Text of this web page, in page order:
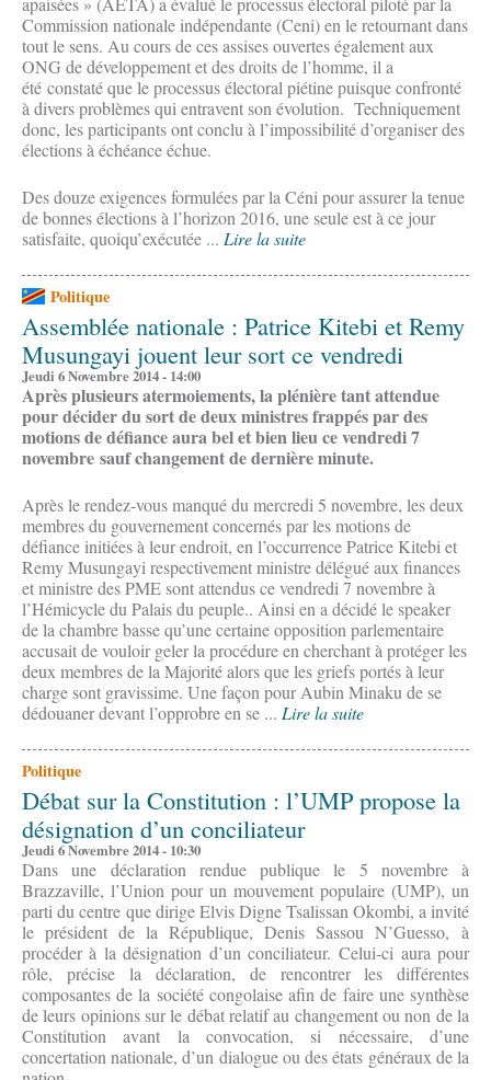
Commission nationale indépendante (Ceni) en le retournant dans
tout le sens. Au cours de ces assises ouvertes également aux
ONG de développement et des droits de l’homme, il a
été constaté que le processus électoral piétine puisque confronté
à divers problèmes qui entravent son évolution. Techniquement
donc, les participants ont conclu à l’impossibilité d’organiser des
élections à échéance échue.
Des douze exigences formulées par la Céni pour assurer la tenue
de bonnes élections à l’horizon 2016, une seule est à ce jour
satisfaite, quoiqu’exécutée ... Lire la suite
Politique
Assemblée nationale : Patrice Kitebi et Remy
Musungayi jouent leur sort ce vendredi
Jeudi 6 Novembre 2014 - 14:00
Après plusieurs atermoiements, la plénière tant attendue
pour décider du sort de deux ministres frappés par des
motions de défiance aura bel et bien lieu ce vendredi 7
novembre sauf changement de dernière minute.
Après le rendez-vous manqué du mercredi 5 novembre, les deux
membres du gouvernement concernés par les motions de
défiance initiées à leur endroit, en l’occurrence Patrice Kitebi et
Remy Musungayi respectivement ministre délégué aux finances
et ministre des PME sont attendus ce vendredi 7 novembre à
l’Hémicycle du Palais du peuple.. Ainsi en a décidé le speaker
de la chambre basse qu’une certaine opposition parlementaire
accusait de vouloir geler la procédure en cherchant à protéger les
deux membres de la Majorité alors que les griefs portés à leur
charge sont gravissime. Une façon pour Aubin Minaku de se
dédouaner devant l’opprobre en se ... Lire la suite
Politique
Débat sur la Constitution : l’UMP propose la
désignation d’un conciliateur
Jeudi 6 Novembre 2014 - 10:30
Dans une déclaration rendue publique le 5 novembre à
Brazzaville, l’Union pour un mouvement populaire (UMP), un
parti du centre que dirige Elvis Digne Tsalissan Okombi, a invité
le président de la République, Denis Sassou N’Guesso, à
procéder à la désignation d’un conciliateur. Celui-ci aura pour
rôle, précise la déclaration, de rencontrer les différentes
composantes de la société congolaise afin de faire une synthèse
de leurs opinions sur le débat relatif au changement ou non de la
Constitution avant la convocation, si nécessaire, d’une
concertation nationale, d’un dialogue ou des états généraux de la